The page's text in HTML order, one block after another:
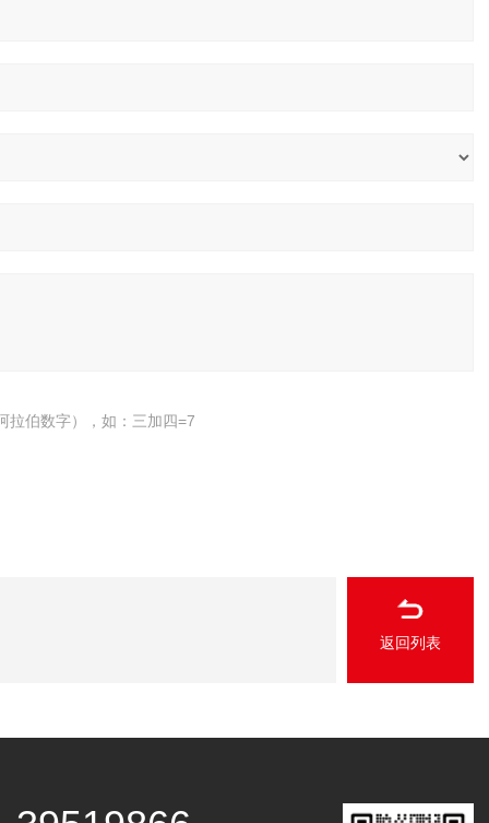
拉伯数字），如：三加四=7
返回列表